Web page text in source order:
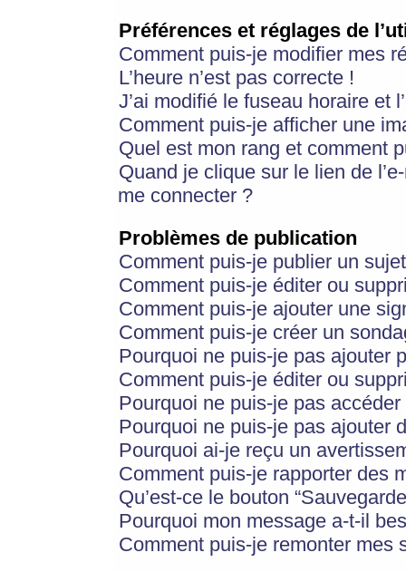
Préférences et réglages de
Comment puis-je modifier mes
L’heure n’est pas correcte !
J’ai modifié le fuseau horaire et
Comment puis-je afficher une
Quel est mon rang et comment
Quand je clique sur le lien de
me connecter ?
Problèmes de publication
Comment puis-je publier un
Comment puis-je éditer ou
Comment puis-je ajouter une
Comment puis-je créer un
Pourquoi ne puis-je pas ajouter
Comment puis-je éditer ou
Pourquoi ne puis-je pas
Pourquoi ne puis-je pas ajouter
Pourquoi ai-je reçu un
Comment puis-je rapporter des
Qu’est-ce le bouton
Pourquoi mon message a-t-il
Comment puis-je remonter mes